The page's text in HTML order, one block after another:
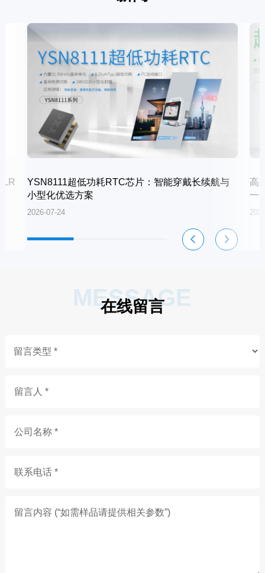
YSN8111超低功耗RTC芯片：智能穿戴长续航与
小型化优选方案
2026-07-24
高
一
MESSAGE
在线留言
留言人 *
公司名称 *
联系电话 *
留言内容 (“如需样品请提供相关参数”)